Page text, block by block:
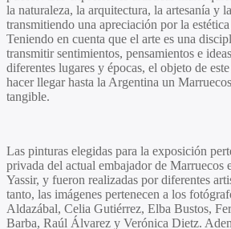
la naturaleza, la arquitectura, la artesanía y
transmitiendo una apreciación por la
Teniendo en cuenta que el arte es una
transmitir sentimientos, pensamientos e
diferentes lugares y épocas, el objeto de
hacer llegar hasta la Argentina un
tangible.
Las pinturas elegidas para la exposición
privada del actual embajador de Marruecos
Yassir, y fueron realizadas por diferentes
tanto, las imágenes pertenecen a los
Aldazábal, Celia Gutiérrez, Elba Bustos,
Barba, Raúl Álvarez y Verónica Dietz.